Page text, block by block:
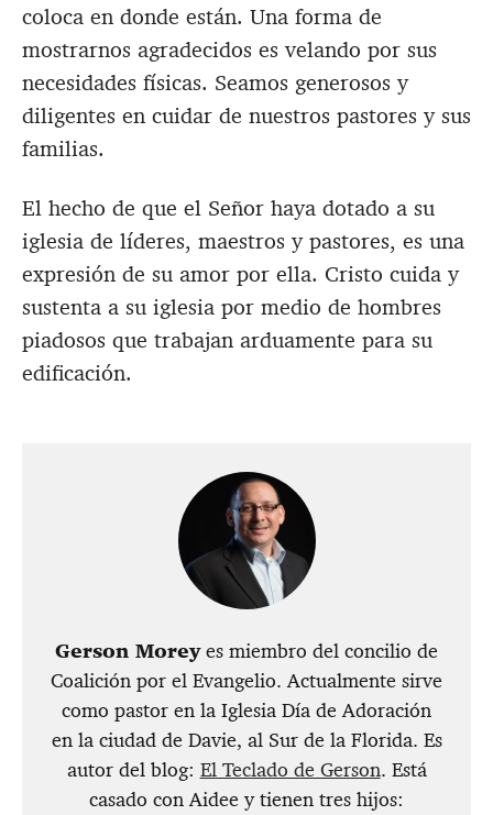
coloca en donde están. Una forma de
mostrarnos agradecidos es velando por sus
necesidades físicas. Seamos generosos y
diligentes en cuidar de nuestros pastores y sus
familias.
El hecho de que el Señor haya dotado a su
iglesia de líderes, maestros y pastores, es una
expresión de su amor por ella. Cristo cuida y
sustenta a su iglesia por medio de hombres
piadosos que trabajan arduamente para su
edificación.
​Gerson Moreyes miembro del concilio de
Coalición por el Evangelio. Actualmente sirve
como pastor en la Iglesia Día de Adoración
en la ciudad de Davie, al Sur de la Florida. Es
autor del blog: El Teclado de Gerson. Está
casado con Aidee y tienen tres hijos: